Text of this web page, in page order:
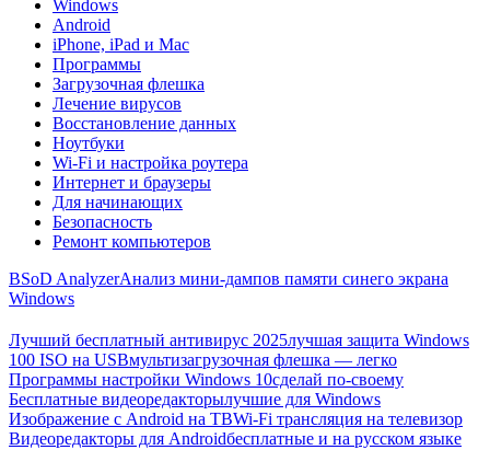
Windows
Android
iPhone, iPad и Mac
Программы
Загрузочная флешка
Лечение вирусов
Восстановление данных
Ноутбуки
Wi-Fi и настройка роутера
Интернет и браузеры
Для начинающих
Безопасность
Ремонт компьютеров
BSoD AnalyzerАнализ мини-дампов памяти синего экрана
Windows
Лучший бесплатный антивирус 2025лучшая защита Windows
100 ISO на USBмультизагрузочная флешка — легко
Программы настройки Windows 10сделай по-своему
Бесплатные видеоредакторылучшие для Windows
Изображение с Android на ТВWi-Fi трансляция на телевизор
Видеоредакторы для Androidбесплатные и на русском языке